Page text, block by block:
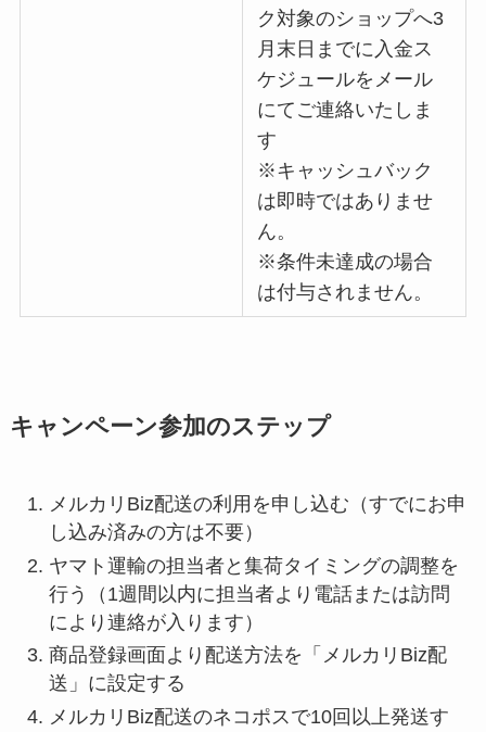
ク対象のショップへ3
月末日までに入金ス
ケジュールをメール
にてご連絡いたしま
す
※キャッシュバック
は即時ではありませ
ん。
※条件未達成の場合
は付与されません。
キャンペーン参加のステップ
メルカリBiz配送の利用を申し込む（すでにお申
し込み済みの方は不要）
ヤマト運輸の担当者と集荷タイミングの調整を
行う（1週間以内に担当者より電話または訪問
により連絡が入ります）
商品登録画面より配送方法を「メルカリBiz配
送」に設定する
メルカリBiz配送のネコポスで10回以上発送す